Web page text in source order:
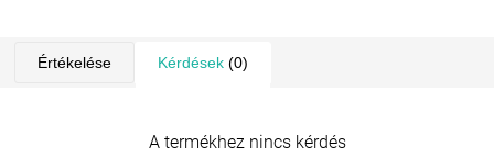
Értékelése Kérdések(0)
A termékhez nincs kérdés